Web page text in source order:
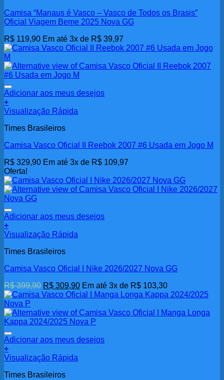
Camisa “Manaus é Vasco – Vasco de Todos os Brasis”
Oficial Viagem Beme 2025 Nova GG
R$ 119,90 Em até 3x de R$ 39,97
Adicionar aos meus desejos
+
Visualização Rápida
Times Brasileiros
Camisa Vasco Oficial II Reebok 2007 #6 Usada em Jogo M
R$ 329,90 Em até 3x de R$ 109,97
Oferta!
Adicionar aos meus desejos
+
Visualização Rápida
Times Brasileiros
Camisa Vasco Oficial I Nike 2026/2027 Nova GG
R$399,90 O
preço
era:
R$ 399,90.
R$ 309,90O
preço
é:
R$ 309,90.
Em até 3x de R$ 103,30
Adicionar aos meus desejos
+
Visualização Rápida
Times Brasileiros